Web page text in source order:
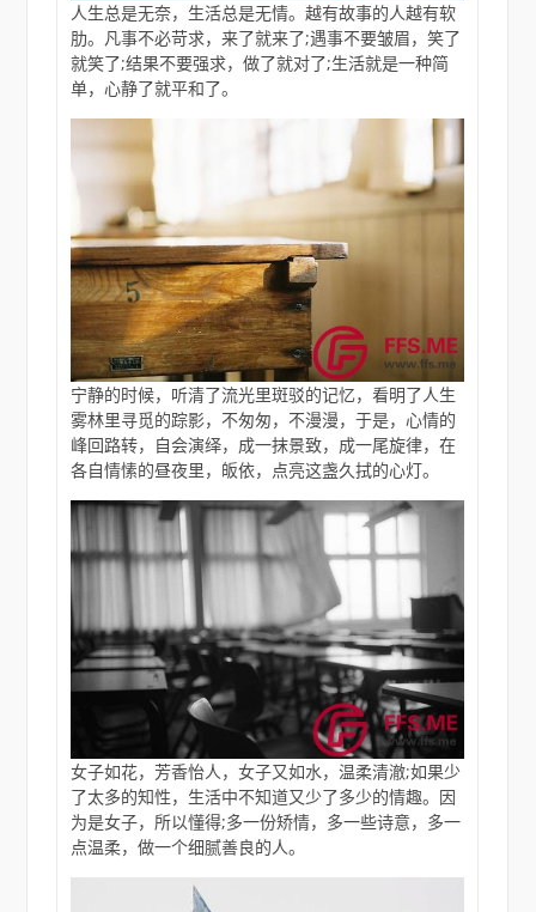
人生总是无奈，生活总是无情。越有故事的人越有软
肋。凡事不必苛求，来了就来了;遇事不要皱眉，笑了
就笑了;结果不要强求，做了就对了;生活就是一种简
单，心静了就平和了。
宁静的时候，听清了流光里斑驳的记忆，看明了人生
雾林里寻觅的踪影，不匆匆，不漫漫，于是，心情的
峰回路转，自会演绎，成一抹景致，成一尾旋律，在
各自情愫的昼夜里，皈依，点亮这盏久拭的心灯。
女子如花，芳香怡人，女子又如水，温柔清澈;如果少
了太多的知性，生活中不知道又少了多少的情趣。因
为是女子，所以懂得;多一份矫情，多一些诗意，多一
点温柔，做一个细腻善良的人。